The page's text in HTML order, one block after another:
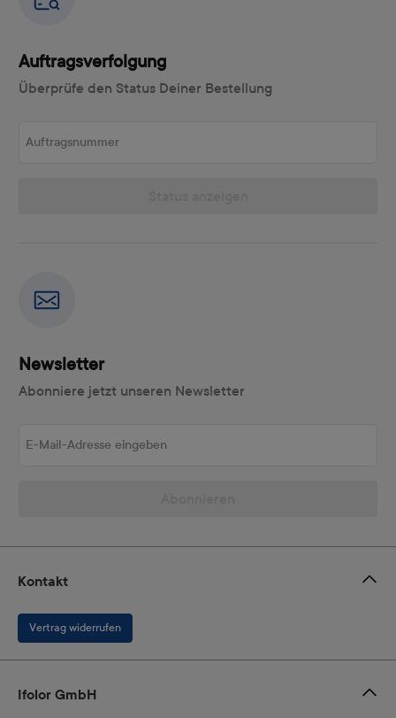
Auftragsverfolgung
Überprüfe den Status Deiner Bestellung
Newsletter
Abonniere jetzt unseren Newsletter
Kontakt
Vertrag widerrufen
Ifolor GmbH